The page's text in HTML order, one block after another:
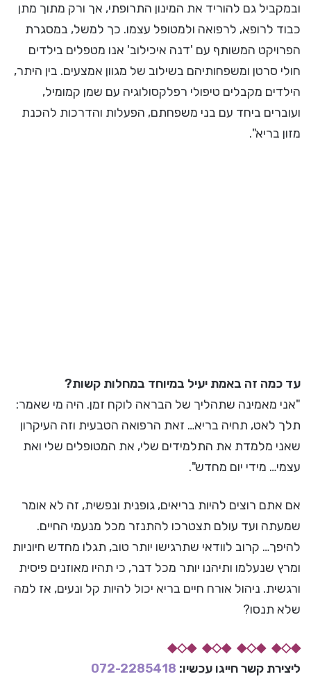
ובמקביל גם להוריד את המינון התרופתי, אך ורק מתוך מתן
כבוד לרופא, לרפואה ולמטופל עצמו. כך למשל, במסגרת
הפרויקט המשותף עם 'דנה איכילוב' אנו מטפלים בילדים
חולי סרטן ומשפחותיהם בשילוב של מגוון אמצעים. בין היתר,
הילדים מקבלים טיפולי רפלקסולוגיה עם שמן קמומיל,
ועוברים ביחד עם בני משפחתם, הפעלות והדרכות להכנת
מזון בריא".
עד כמה זה באמת יעיל במיוחד במחלות קשות?
"אני מאמינה שתהליך של הבראה לוקח זמן. היה מי שאמר:
תלך לאט, תחיה בריא… זאת הרפואה הטבעית וזה העיקרון
שאני מלמדת את התלמידים שלי, את המטופלים שלי ואת
עצמי… מידי יום מחדש".
אם אתם רוצים להיות בריאים, גופנית ונפשית, זה לא אומר
שמעתה ועד עולם תצטרכו להתנזר מכל מנעמי החיים.
להיפך… קרוב לוודאי שתרגישו יותר טוב, תגלו מחדש חיוניות
ומרץ שנעלמו ותיהנו יותר מכל דבר, כי תהיו מאוזנים פיסית
ורגשית. ניהול אורח חיים בריא יכול להיות קל ונעים, אז למה
שלא תנסו?
◆◇◆ ◆◇◆ ◆◇◆ ◆◇◆
ליצירת קשרחייגו עכשיו: 072-2285418